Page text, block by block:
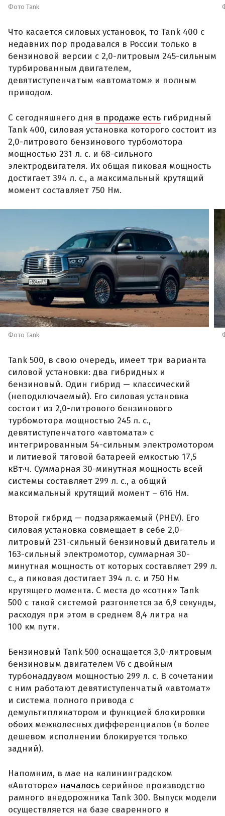
Фото Tank
Что касается силовых установок, то Tank 400 с
недавних пор продавался в России только в
бензиновой версии с 2,0-литровым 245-сильным
турбированным двигателем,
девятиступенчатым «автоматом» и полным
приводом.
С сегодняшнего дня в продаже есть гибридный
Tank 400, силовая установка которого состоит из
2,0-литрового бензинового турбомотора
мощностью 231 л. с. и 68-сильного
электродвигателя. Их общая пиковая мощность
достигает 394 л. с., а максимальный крутящий
момент составляет 750 Нм.
Фото Tank
Tank 500, в свою очередь, имеет три варианта
силовой установки: два гибридных и
бензиновый. Один гибрид — классический
(неподключаемый). Его силовая установка
состоит из 2,0-литрового бензинового
турбомотора мощностью 245 л. с.,
девятиступенчатого «автомата» с
интегрированным 54-сильным электромотором
и литиевой тяговой батареей емкостью 17,5
кВт·ч. Суммарная 30-минутная мощность всей
системы составляет 299 л. с., а общий
максимальный крутящий момент – 616 Нм.
Второй гибрид — подзаряжаемый (PHEV). Его
силовая установка совмещает в себе 2,0-
литровый 231-сильный бензиновый двигатель и
163-сильный электромотор, суммарная 30-
минутная мощность от которых составляет 299 л.
с., а пиковая достигает 394 л. с. и 750 Нм
крутящего момента. С места до «сотни» Tank
500 с такой системой разгоняется за 6,9 секунды,
расходуя при этом в среднем 8,4 литра на
100 км пути.
Бензиновый Tank 500 оснащается 3,0-литровым
бензиновым двигателем V6 с двойным
турбонаддувом мощностью 299 л. с. В сочетании
с ним работают девятиступенчатый «автомат»
и система полного привода с
демультипликатором и функцией блокировки
обоих межколесных дифференциалов (в более
дешевом исполнении блокируется только
задний).
Напомним, в мае на калининградском
«Автоторе» началось серийное производство
рамного внедорожника Tank 300. Выпуск модели
осуществляется на базе сваренного и